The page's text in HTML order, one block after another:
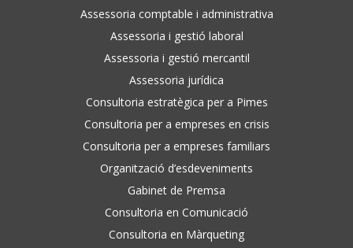
Assessoria comptable i administrativa
Assessoria i gestió laboral
Assessoria i gestió mercantil
Assessoria jurídica
Consultoria estratègica per a Pimes
Consultoria per a empreses en crisis
Consultoria per a empreses familiars
Organització d’esdeveniments
Gabinet de Premsa
Consultoria en Comunicació
Consultoria en Màrqueting